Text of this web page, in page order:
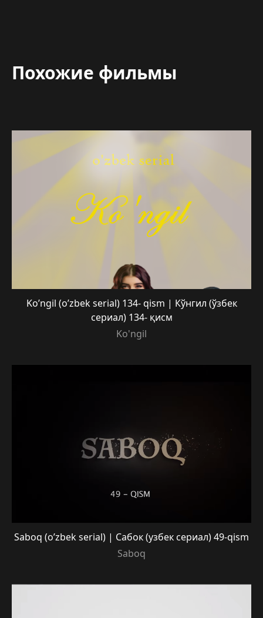
Похожие фильмы
Ko’ngil (o’zbek serial) 134- qism | Кўнгил (ўзбек
сериал) 134- қисм
Ko'ngil
Saboq (o’zbek serial) | Сабок (узбек сериал) 49-qism
Saboq